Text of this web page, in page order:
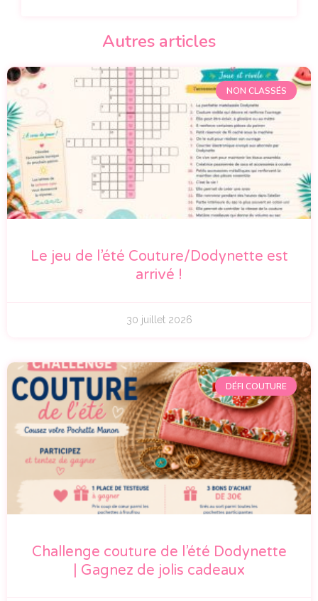
Autres articles
NON CLASSÉS
Le jeu de l’été Couture/Dodynette est
arrivé !
30 juillet 2026
DÉFI COUTURE
Challenge couture de l’été Dodynette
| Gagnez de jolis cadeaux